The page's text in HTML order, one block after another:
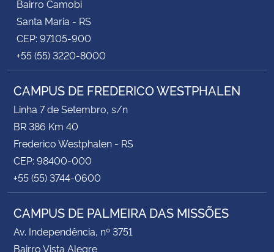
Bairro Camobi
Santa Maria - RS
CEP: 97105-900
+55 (55) 3220-8000
CAMPUS DE FREDERICO WESTPHALEN
Linha 7 de Setembro, s/n
BR 386 Km 40
Frederico Westphalen - RS
CEP: 98400-000
+55 (55) 3744-0600
CAMPUS DE PALMEIRA DAS MISSÕES
Av. Independência, nº 3751
Bairro Vista Alegre